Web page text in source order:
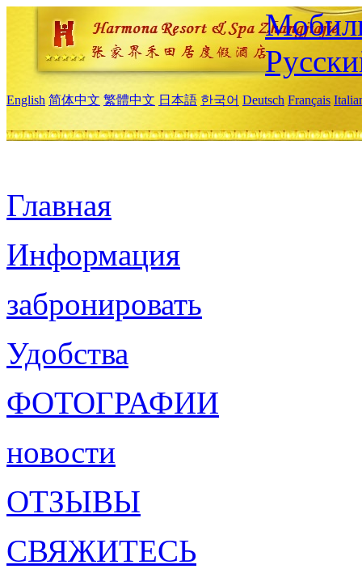
English 简体中文 繁體中文 日本語 한국어 Deutsch Français
Главная
Информация
забронировать
Удобства
ФОТОГРАФИИ
новости
ОТЗЫВЫ
СВЯЖИТЕСЬ